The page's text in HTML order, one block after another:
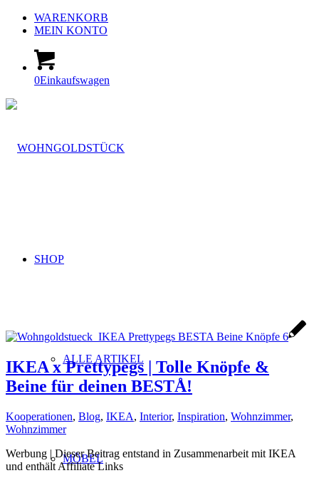
WARENKORB
MEIN KONTO
0Einkaufswagen
SHOP
ALLE ARTIKEL
MÖBEL
IKEA x Prettypegs | Tolle Knöpfe &
Beine für deinen BESTÅ!
Kooperationen, Blog, IKEA, Interior, Inspiration, Wohnzimmer,
Wohnzimmer
Werbung | Dieser Beitrag entstand in Zusammenarbeit mit IKEA
und enthält Affiliate Links